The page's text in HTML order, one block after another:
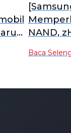
NAND,
Efisiensi
Baca